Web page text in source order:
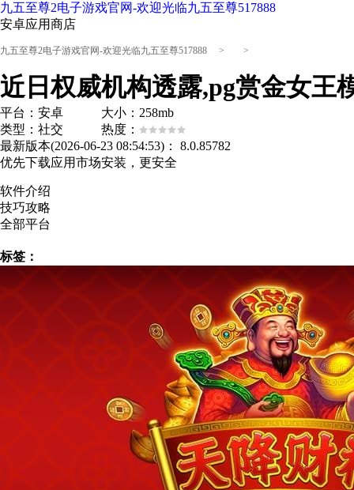
九五至尊2电子游戏官网-欢迎光临九五至尊517888
安卓应用商店
九五至尊2电子游戏官网-欢迎光临九五至尊517888 > >
平台：安卓 大小：258mb
类型：社交 热度：
最新版本(2026-06-23 08:54:53)：
8.0.85782
优先下载应用市场安装，更安全
软件介绍
技巧攻略
全部平台
标签：